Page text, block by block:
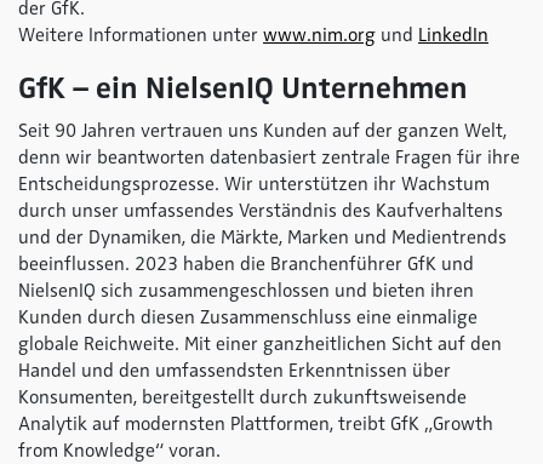
der GfK.
Weitere Informationen unter www.nim.org und LinkedIn
GfK – ein NielsenIQ Unternehmen
Seit 90 Jahren vertrauen uns Kunden auf der ganzen Welt,
denn wir beantworten datenbasiert zentrale Fragen für ihre
Entscheidungsprozesse. Wir unterstützen ihr Wachstum
durch unser umfassendes Verständnis des Kaufverhaltens
und der Dynamiken, die Märkte, Marken und Medientrends
beeinflussen. 2023 haben die Branchenführer GfK und
NielsenIQ sich zusammengeschlossen und bieten ihren
Kunden durch diesen Zusammenschluss eine einmalige
globale Reichweite. Mit einer ganzheitlichen Sicht auf den
Handel und den umfassendsten Erkenntnissen über
Konsumenten, bereitgestellt durch zukunftsweisende
Analytik auf modernsten Plattformen, treibt GfK „Growth
from Knowledge“ voran.